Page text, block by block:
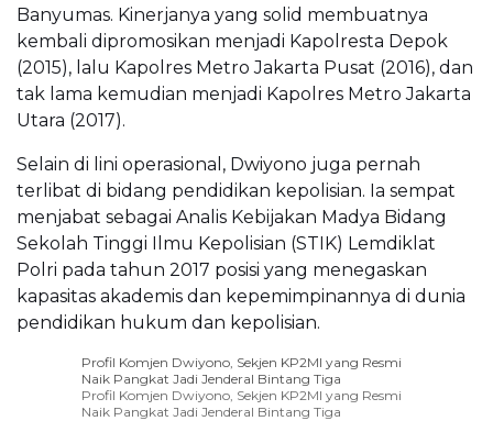
Banyumas. Kinerjanya yang solid membuatnya
kembali dipromosikan menjadi Kapolresta Depok
(2015), lalu Kapolres Metro Jakarta Pusat (2016), dan
tak lama kemudian menjadi Kapolres Metro Jakarta
Utara (2017).
Selain di lini operasional, Dwiyono juga pernah
terlibat di bidang pendidikan kepolisian. Ia sempat
menjabat sebagai Analis Kebijakan Madya Bidang
Sekolah Tinggi Ilmu Kepolisian (STIK) Lemdiklat
Polri pada tahun 2017 posisi yang menegaskan
kapasitas akademis dan kepemimpinannya di dunia
pendidikan hukum dan kepolisian.
Profil Komjen Dwiyono, Sekjen KP2MI yang Resmi
Naik Pangkat Jadi Jenderal Bintang Tiga
Profil Komjen Dwiyono, Sekjen KP2MI yang Resmi
Naik Pangkat Jadi Jenderal Bintang Tiga